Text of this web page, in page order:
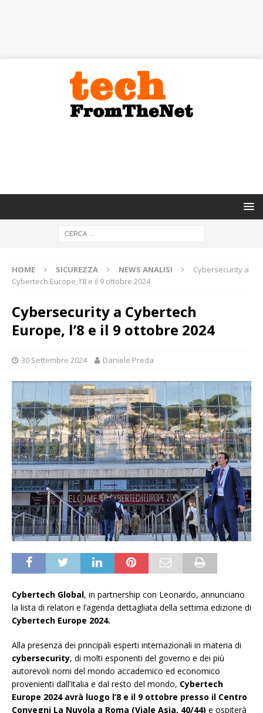
HOME SICUREZZA NEWS ANALISI
Cybersecurity a
Cybertech Europe, l’8 e il 9 ottobre 2024
Cybersecurity a Cybertech
Europe, l’8 e il 9 ottobre 2024
30 Settembre 2024 Daniele Preda
Cybertech Global, in partnership con Leonardo, annunciano
la lista di relatori e l’agenda dettagliata della settima edizione di
Cybertech Europe 2024.
Alla presenza dei principali esperti internazionali in materia di
cybersecurity, di molti esponenti del governo e dei più
autorevoli nomi del mondo accademico ed economico
provenienti dall’Italia e dal resto del mondo, Cybertech
Europe 2024 avrà luogo l’8 e il 9 ottobre presso il Centro
Convegni La Nuvola a Roma (Viale Asia, 40/44) e ospiterà